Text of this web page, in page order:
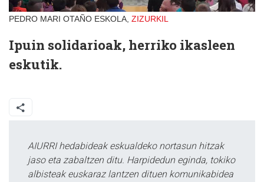
PEDRO MARI OTAÑO ESKOLA, ZIZURKIL
Ipuin solidarioak, herriko ikasleen
eskutik.
AIURRI hedabideak eskualdeko nortasun hitzak
jaso eta zabaltzen ditu. Harpidedun eginda, tokiko
albisteak euskaraz lantzen dituen komunikabidea